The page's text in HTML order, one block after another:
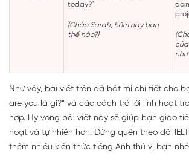
today?"
(Chào Sarah, hôm nay bạn
thế nào?)
Như vậy, bài viết trên đã bật mí chi tiết cho
are you là gì?” và các cách trả lời linh hoạt
hợp. Hy vọng bài viết này sẽ giúp bạn giao
hoạt và tự nhiên hơn. Đừng quên theo dõi
thêm nhiều kiến thức tiếng Anh thú vị bạn